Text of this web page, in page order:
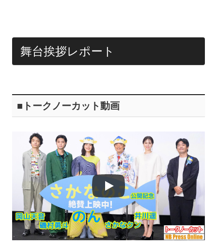
舞台挨拶レポート
■トークノーカット動画